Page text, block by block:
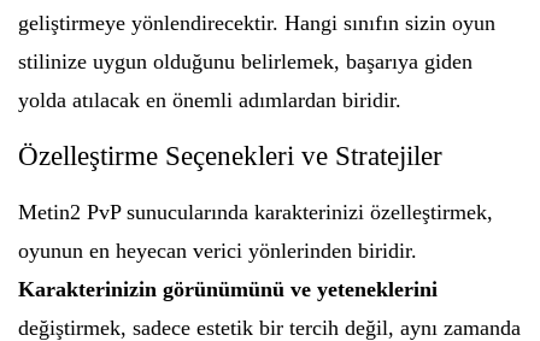
geliştirmeye yönlendirecektir. Hangi sınıfın sizin oyun
stilinize uygun olduğunu belirlemek, başarıya giden
yolda atılacak en önemli adımlardan biridir.
Özelleştirme Seçenekleri ve Stratejiler
Metin2 PvP sunucularında karakterinizi özelleştirmek,
oyunun en heyecan verici yönlerinden biridir.
Karakterinizin görünümünü ve yeteneklerini
değiştirmek, sadece estetik bir tercih değil, aynı zamanda